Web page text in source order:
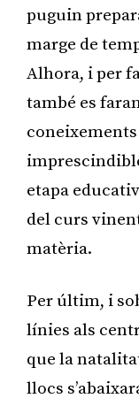
puguin
marge de
Alhora, i per
també es
etapa
del curs
matèria.
Per últim, i
línies als
que la
llocs